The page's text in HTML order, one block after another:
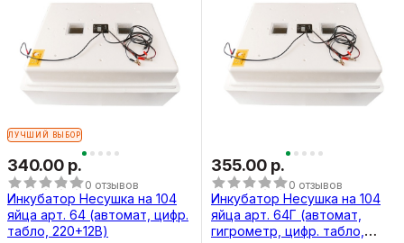
ЛУЧШИЙ ВЫБОР
340.00 р.
0 отзывов
Инкубатор Несушка на 104
яйца арт. 64 (автомат, цифр.
табло, 220+12В)
355.00 р.
0 отзывов
Инкубатор Несушка на 104
яйца арт. 64Г (автомат,
гигрометр, цифр. табло,